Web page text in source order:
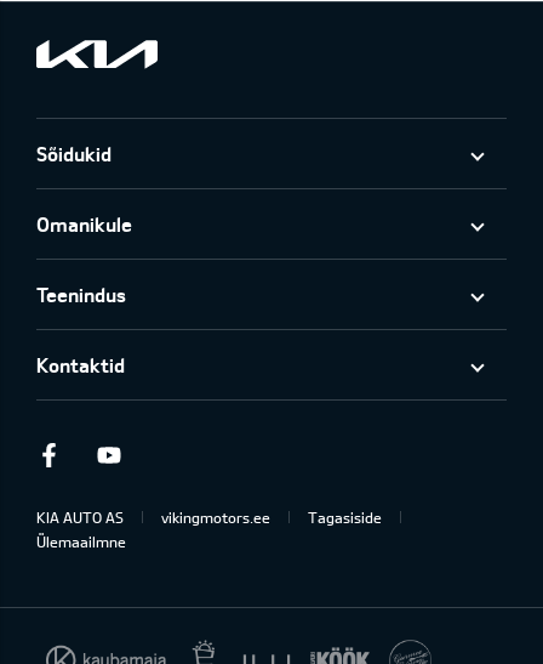
Sõidukid
Omanikule
Teenindus
Kontaktid
Facebook
KIA AUTO AS vikingmotors.ee
Tagasiside
Ülemaailmne